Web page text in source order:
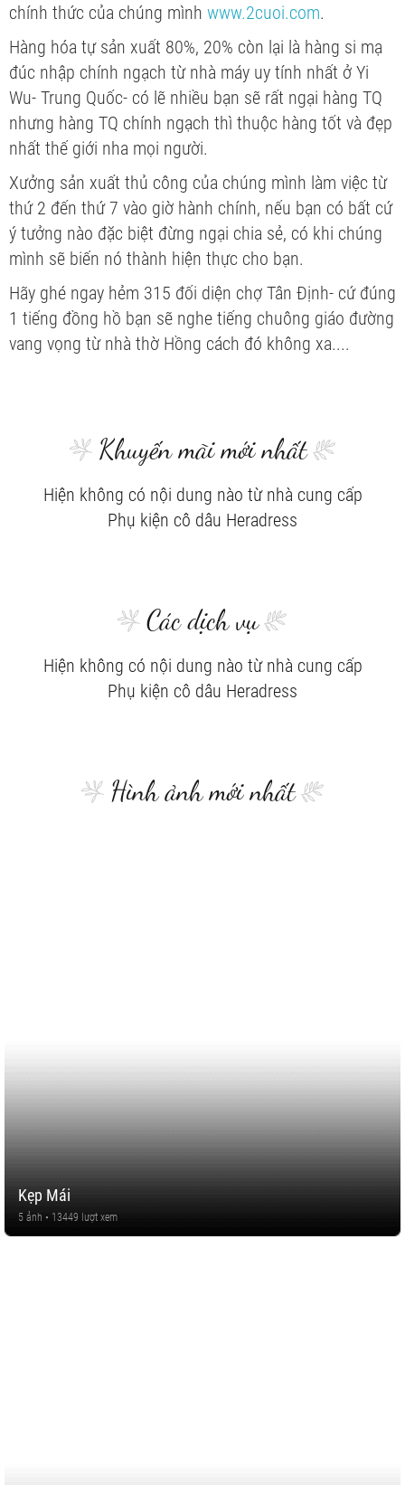
chính thức của chúng mình www.2cuoi.com.
Hàng hóa tự sản xuất 80%, 20% còn lại là hàng si mạ
đúc nhập chính ngạch từ nhà máy uy tính nhất ở Yi
Wu- Trung Quốc- có lẽ nhiều bạn sẽ rất ngại hàng TQ
nhưng hàng TQ chính ngạch thì thuộc hàng tốt và đẹp
nhất thế giới nha mọi người.
Xưởng sản xuất thủ công của chúng mình làm việc từ
thứ 2 đến thứ 7 vào giờ hành chính, nếu bạn có bất cứ
ý tưởng nào đặc biệt đừng ngại chia sẻ, có khi chúng
mình sẽ biến nó thành hiện thực cho bạn.
Hãy ghé ngay hẻm 315 đối diện chợ Tân Định- cứ đúng
1 tiếng đồng hồ bạn sẽ nghe tiếng chuông giáo đường
vang vọng từ nhà thờ Hồng cách đó không xa....
Khuyến mãi mới nhất
Hiện không có nội dung nào từ nhà cung cấp
Phụ kiện cô dâu Heradress
Các dịch vụ
Hiện không có nội dung nào từ nhà cung cấp
Phụ kiện cô dâu Heradress
Hình ảnh mới nhất
Kẹp Mái
5 ảnh • 13449 lượt xem